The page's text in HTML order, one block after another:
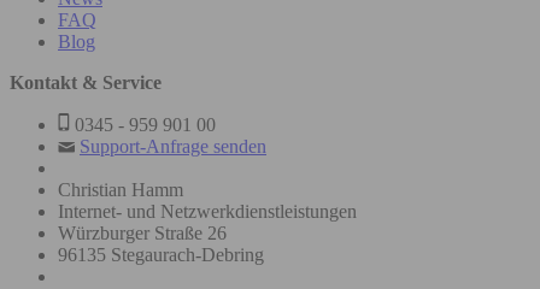
FAQ
Blog
Kontakt & Service
0345 - 959 901 00
Support-Anfrage senden
Christian Hamm
Internet- und Netzwerkdienstleistungen
Würzburger Straße 26
96135 Stegaurach-Debring